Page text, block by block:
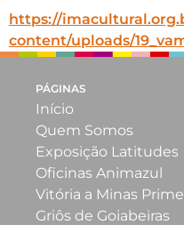
https://
content/uploads/
PÁGINAS
Início
Quem Somos
Exposição Latitudes
Oficinas Animazul
Vitória a Minas
Griôs de Goiabeiras